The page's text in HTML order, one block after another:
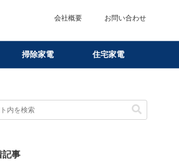
会社概要 お問い合わせ
掃除家電 住宅家電
記事